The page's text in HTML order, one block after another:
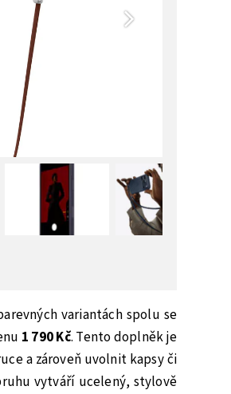
variantách spolu se
1 790 Kč. Tento doplněk je
a zároveň uvolnit kapsy či
vytváří ucelený, stylově